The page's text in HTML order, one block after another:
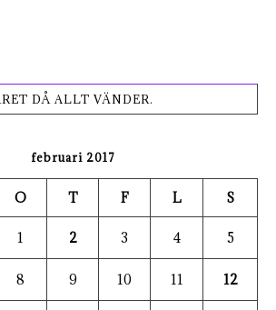
DÅ ALLT VÄNDER.
februari 2017
O T F L S
1 2 3 4 5
8 9 10 11 12